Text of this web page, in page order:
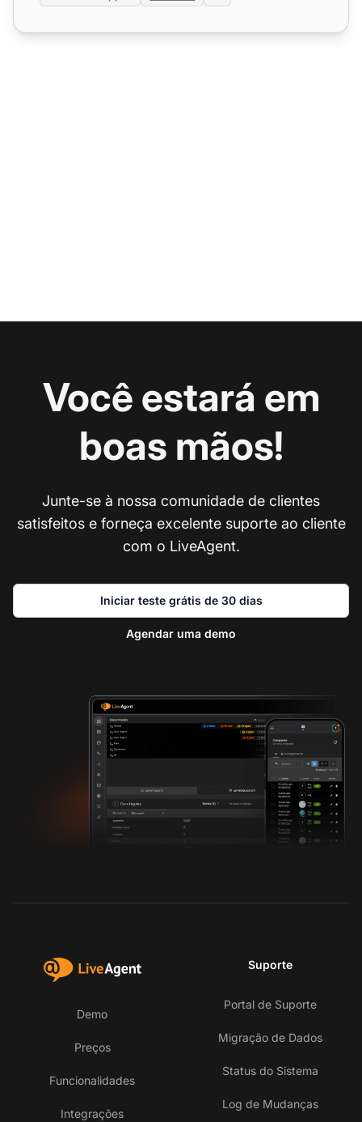
Você estará em
boas mãos!
Junte-se à nossa comunidade de clientes
satisfeitos e forneça excelente suporte ao cliente
com o LiveAgent.
Iniciar teste grátis de 30 dias
Agendar uma demo
Demo
Preços
Funcionalidades
Integrações
Suporte
Portal de Suporte
Migração de Dados
Status do Sistema
Log de Mudanças